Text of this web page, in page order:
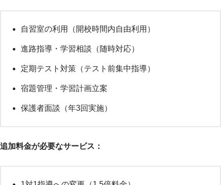
自習室の利用（開校時間内自由利用）
進路指導・学習相談（随時対応）
定期テスト対策（テスト前集中指導）
宿題管理・学習計画立案
保護者面談（年3回実施）
追加料金が必要なサービス：